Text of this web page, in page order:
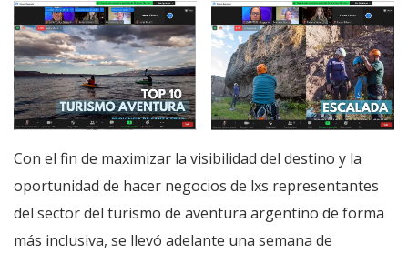
Con el fin de maximizar la visibilidad del destino y la
oportunidad de hacer negocios de lxs representantes
del sector del turismo de aventura argentino de forma
más inclusiva, se llevó adelante una semana de